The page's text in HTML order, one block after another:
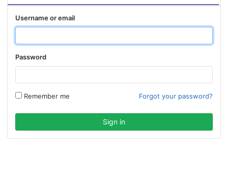
Username or email
Password
Remember me Forgot your password?